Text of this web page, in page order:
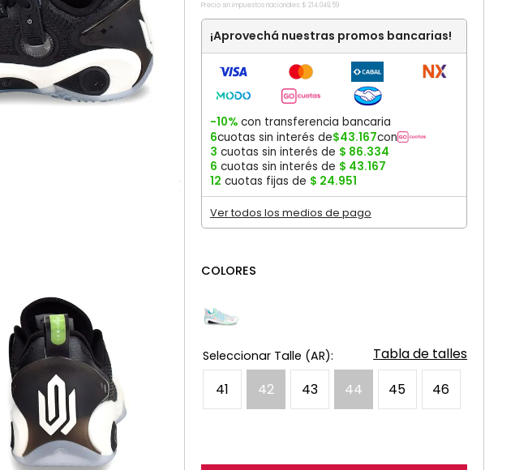
Precio sin impuestos nacionales: $ 214.049,59
¡Aprovechá nuestras promos bancarias!
-10%con transferencia bancaria
6cuotas sin interés de$43.167con
3 cuotas sin interés de $ 86.334
6 cuotas sin interés de $ 43.167
12 cuotas fijas de $ 24.951
Ver todos los medios de pago
COLORES
41 42 43 44 45 46
Tabla de talles